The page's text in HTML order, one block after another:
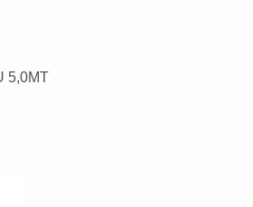
5,0MT